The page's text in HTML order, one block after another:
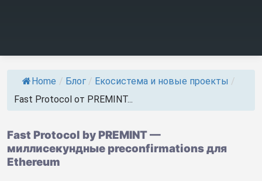
Home / Блог / Екосистема и новые проекты /
Fast Protocol от PREMINT...
Fast Protocol by PREMINT —
миллисекундные preconfirmations для
Ethereum